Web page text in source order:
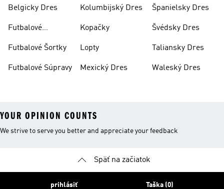
Belgicky Dres
Futbalové
Futbalové Šortky
Futbalové Súpravy
Kolumbijský Dres
Kopačky
Lopty
Mexický Dres
Španielsky Dres
Švédsky Dres
Taliansky Dres
Waleský Dres
YOUR OPINION COUNTS
We strive to serve you better and appreciate your feedback
Späť na začiatok
prihlásiť Taška (0)